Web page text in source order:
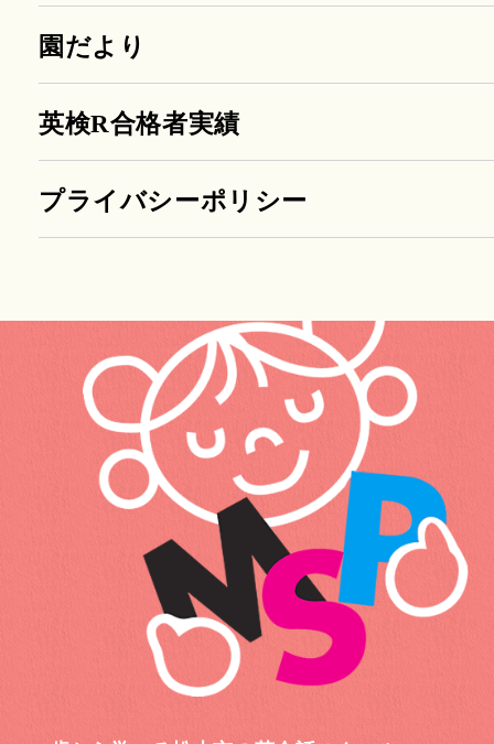
園だより
英検R合格者実績
プライバシーポリシー